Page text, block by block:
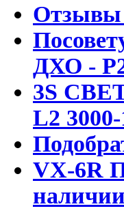
Отзывы
ДХО -
3S
L2
VX-6R